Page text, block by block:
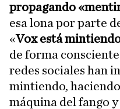
propagando
esa lona por parte
«Vox está
de forma
redes sociales han
mintiendo,
máquina del fango